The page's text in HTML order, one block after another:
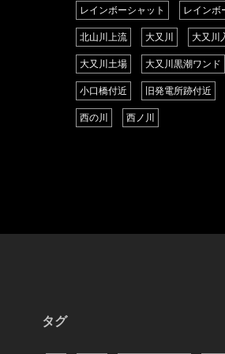
レインボーシャット レインボ
北山川上流 大又川 大又川
大又川土場 大又川黒潮ワンド
小口橋付近 旧発電所跡付近
西の川 西ノ川
タグ